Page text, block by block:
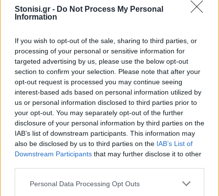
Stonisi.gr - Do Not Process My Personal
Information
If you wish to opt-out of the sale, sharing to third parties, or
processing of your personal or sensitive information for
targeted advertising by us, please use the below opt-out
section to confirm your selection. Please note that after your
opt-out request is processed you may continue seeing
interest-based ads based on personal information utilized by
us or personal information disclosed to third parties prior to
your opt-out. You may separately opt-out of the further
disclosure of your personal information by third parties on the
IAB’s list of downstream participants. This information may
also be disclosed by us to third parties on the IAB’s List of
Downstream Participants that may further disclose it to other
Personal Data Processing Opt Outs
ΕΛΛΑΔΑ
μήνες
Μετά το περιστατικό της
Μυτιλήνης στις 3 Ιουνίου, ανάλογο
συμβάν καταγράφηκε κατά την
πρόσδεση του πλοίου στο λιμάνι
του Ηρακλείου
ΕΡΓΑΣΙΑ
Πώς αμείβεται η εργασία τον
Δεκαπενταύγουστο
Τι ισχύει για μισθούς και
ημερομίσθια, την προσαύξηση 75%
και την απασχόληση κατά την έκτη
ημέρα, σύμφωνα με την ενημέρωση
της ΓΣΕΕ